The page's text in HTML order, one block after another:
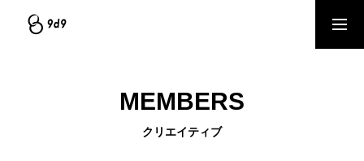
個別相談（1on1）予約
MEMBERS
クリエイティブ